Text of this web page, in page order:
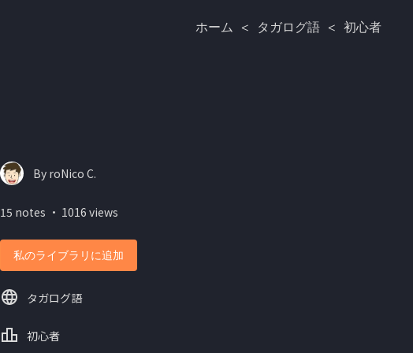
ホーム < タガログ語 < 初心者
By roNico C.
15 notes ・ 1016 views
私のライブラリに追加
タガログ語
初心者